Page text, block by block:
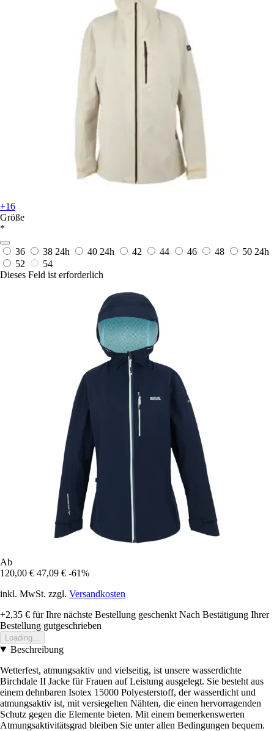
+16
Größe
*
36 38 24h 40 24h 42 44 46 48 50 24h
52
54
Dieses Feld ist erforderlich
Ab
120,00 € 47,09 € -61%
inkl. MwSt. zzgl. Versandkosten
+2,35 € für Ihre nächste Bestellung geschenkt Nach Bestätigung Ihrer
Bestellung gutgeschrieben
Loading...
Beschreibung
Wetterfest, atmungsaktiv und vielseitig, ist unsere wasserdichte
Birchdale II Jacke für Frauen auf Leistung ausgelegt. Sie besteht aus
einem dehnbaren Isotex 15000 Polyesterstoff, der wasserdicht und
atmungsaktiv ist, mit versiegelten Nähten, die einen hervorragenden
Schutz gegen die Elemente bieten. Mit einem bemerkenswerten
Atmungsaktivitätsgrad bleiben Sie unter allen Bedingungen bequem.